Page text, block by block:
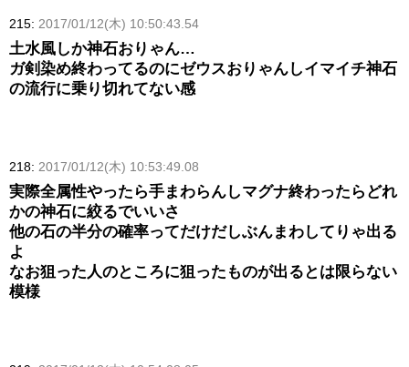
215: 2017/01/12(木) 10:50:43.54
土水風しか神石おりゃん…
ガ剣染め終わってるのにゼウスおりゃんしイマイチ神石
の流行に乗り切れてない感
218: 2017/01/12(木) 10:53:49.08
実際全属性やったら手まわらんしマグナ終わったらどれ
かの神石に絞るでいいさ
他の石の半分の確率ってだけだしぶんまわしてりゃ出る
よ
なお狙った人のところに狙ったものが出るとは限らない
模様